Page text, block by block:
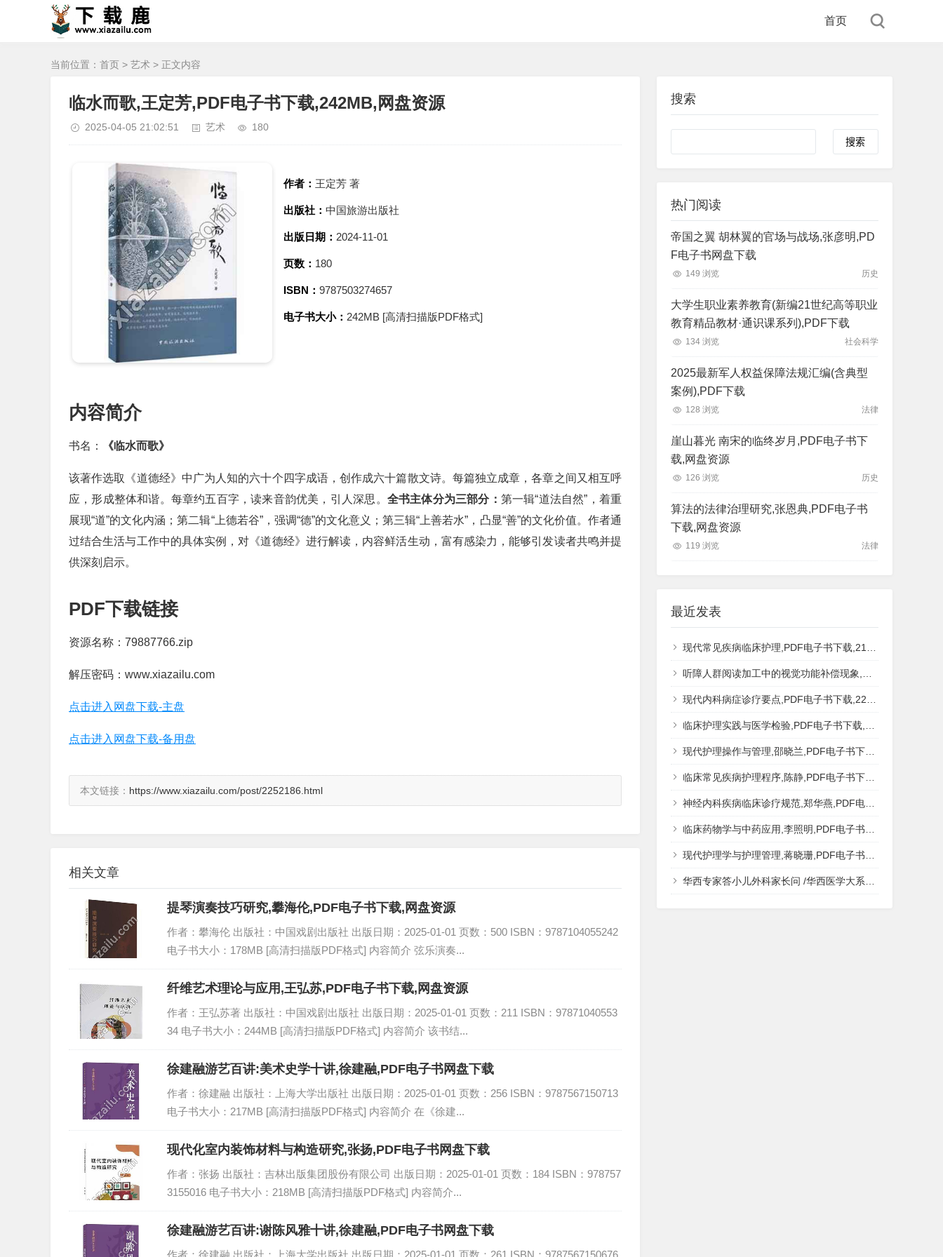
首页
当前位置： 首页 > 艺术 > 正文内容
临水而歌,王定芳,PDF电子书下载,242MB,网盘资源
2025-04-05 21:02:51 艺术 180
作者： 王定芳 著
出版社： 中国旅游出版社
出版日期： 2024-11-01
页数： 180
ISBN： 9787503274657
电子书大小： 242MB [高清扫描版PDF格式]
内容简介
书名： 《临水而歌》
该著作选取《道德经》中广为人知的六十个四字成语，创作成六十篇散文诗。每篇独立成章，各章之间又相互呼
应，形成整体和谐。每章约五百字，读来音韵优美，引人深思。 全书主体分为三部分： 第一辑“道法自然”，着重
展现“道”的文化内涵；第二辑“上德若谷”，强调“德”的文化意义；第三辑“上善若水”，凸显“善”的文化价值。作者通
过结合生活与工作中的具体实例，对《道德经》进行解读，内容鲜活生动，富有感染力，能够引发读者共鸣并提
供深刻启示。
PDF下载链接
资源名称：79887766.zip
解压密码：www.xiazailu.com
点击进入网盘下载-主盘
点击进入网盘下载-备用盘
本文链接： https://www.xiazailu.com/post/2252186.html
相关文章
提琴演奏技巧研究,攀海伦,PDF电子书下载,网盘资源
作者：攀海伦 出版社：中国戏剧出版社 出版日期：2025-01-01 页数：500 ISBN：9787104055242
电子书大小：178MB [高清扫描版PDF格式] 内容简介 弦乐演奏...
纤维艺术理论与应用,王弘苏,PDF电子书下载,网盘资源
作者：王弘苏著 出版社：中国戏剧出版社 出版日期：2025-01-01 页数：211 ISBN：97871040553
34 电子书大小：244MB [高清扫描版PDF格式] 内容简介 该书结...
徐建融游艺百讲:美术史学十讲,徐建融,PDF电子书网盘下载
作者：徐建融 出版社：上海大学出版社 出版日期：2025-01-01 页数：256 ISBN：9787567150713
电子书大小：217MB [高清扫描版PDF格式] 内容简介 在《徐建...
现代化室内装饰材料与构造研究,张扬,PDF电子书网盘下载
作者：张扬 出版社：吉林出版集团股份有限公司 出版日期：2025-01-01 页数：184 ISBN：978757
3155016 电子书大小：218MB [高清扫描版PDF格式] 内容简介...
徐建融游艺百讲:谢陈风雅十讲,徐建融,PDF电子书网盘下载
作者：徐建融 出版社：上海大学出版社 出版日期：2025-01-01 页数：261 ISBN：9787567150676
搜索
Search
热门阅读
帝国之翼 胡林翼的官场与战场,张彦明,PD
F电子书网盘下载
149 浏览 历史
大学生职业素养教育(新编21世纪高等职业
教育精品教材·通识课系列),PDF下载
134 浏览 社会科学
2025最新军人权益保障法规汇编(含典型
案例),PDF下载
128 浏览 法律
崖山暮光 南宋的临终岁月,PDF电子书下
载,网盘资源
126 浏览 历史
算法的法律治理研究,张恩典,PDF电子书
下载,网盘资源
119 浏览 法律
最近发表
现代常见疾病临床护理,PDF电子书下载,217MB,网盘资源
听障人群阅读加工中的视觉功能补偿现象,秦钊,PDF电子书下载,网盘资源
现代内科病症诊疗要点,PDF电子书下载,223MB,网盘资源
临床护理实践与医学检验,PDF电子书下载,193MB,网盘资源
现代护理操作与管理,邵晓兰,PDF电子书下载,242MB,网盘资源
临床常见疾病护理程序,陈静,PDF电子书下载,185MB,网盘资源
神经内科疾病临床诊疗规范,郑华燕,PDF电子书下载,188MB,网盘资源
临床药物学与中药应用,李照明,PDF电子书下载,202MB,网盘资源
现代护理学与护理管理,蒋晓珊,PDF电子书下载,223MB,网盘资源
华西专家答小儿外科家长问 /华西医学大系?医学科普,PDF电子书网盘下载